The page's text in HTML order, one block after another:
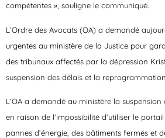
compétentes », souligne le communiqué.
L’Ordre des Avocats (OA) a demandé
urgentes au ministère de la Justice pour
des tribunaux affectés par la dépression
suspension des délais et la
L’OA a demandé au ministère la suspension
en raison de l’impossibilité d’utiliser le
pannes d’énergie, des bâtiments fermés et